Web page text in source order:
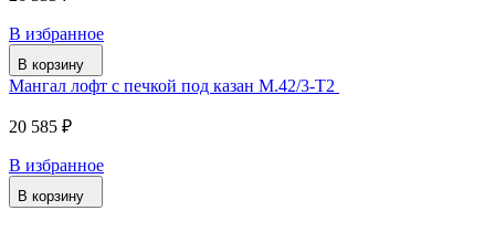
В избранное
В корзину
Мангал лофт с печкой под казан М.42/3-Т2
20 585 ₽
В избранное
В корзину